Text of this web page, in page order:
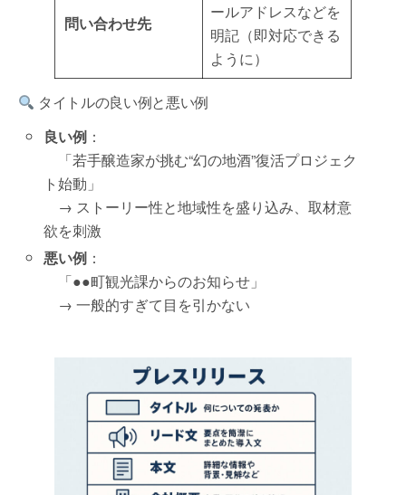
問い合わせ先
ールアドレスなどを
明記（即対応できる
ように）
タイトルの良い例と悪い例
良い例 ：
「若手醸造家が挑む“幻の地酒”復活プロジェク
ト始動」
→ ストーリー性と地域性を盛り込み、取材意
欲を刺激
悪い例 ：
「●●町観光課からのお知らせ」
→ 一般的すぎて目を引かない